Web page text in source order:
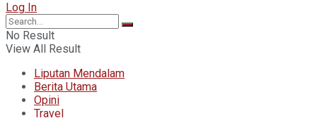
Log In
No Result
View All Result
Liputan Mendalam
Berita Utama
Opini
Travel